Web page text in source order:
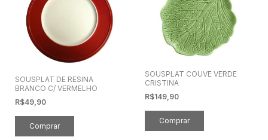
SOUSPLAT DE RESINA
BRANCO C/ VERMELHO
R$49,90
SOUSPLAT COUVE VERDE
CRISTINA
R$149,90